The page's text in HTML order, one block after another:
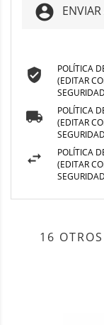
account_circle
POLÍTICA
(EDITAR
POLÍTICA
(EDITAR
POLÍTICA
(EDITAR
16